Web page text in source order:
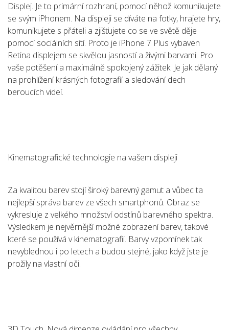
Displej. Je to primární rozhraní, pomocí něhož komunikujete
se svým iPhonem. Na displeji se díváte na fotky, hrajete hry,
komunikujete s přáteli a zjišťujete co se ve světě děje
pomocí sociálních sítí. Proto je iPhone 7 Plus vybaven
Retina displejem se skvělou jasností a živými barvami. Pro
vaše potěšení a maximálně spokojený zážitek. Je jak dělaný
na prohlížení krásných fotografií a sledování dech
beroucích videí.
Kinematografické technologie na vašem displeji
Za kvalitou barev stojí široký barevný gamut a vůbec ta
nejlepší správa barev ze všech smartphonů. Obraz se
vykresluje z velkého množství odstínů barevného spektra.
Výsledkem je nejvěrnější možné zobrazení barev, takové
které se používá v kinematografii. Barvy vzpomínek tak
nevyblednou i po letech a budou stejné, jako když jste je
prožily na vlastní oči.